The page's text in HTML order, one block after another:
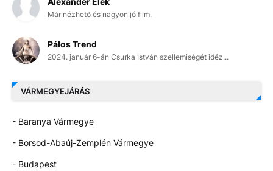
Már nézhető és nagyon jó film.
Pálos Trend
2024. január 6-án Csurka István szellemiségét idéz...
VÁRMEGYEJÁRÁS
- Baranya Vármegye
- Borsod-Abaúj-Zemplén Vármegye
- Budapest